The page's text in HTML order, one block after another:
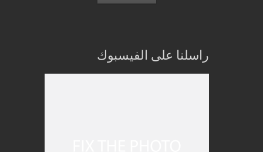
راسلنا على الفيسبوك